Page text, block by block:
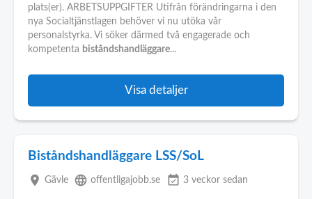
plats(er). ARBETSUPPGIFTER Utifrån förändringarna i den
nya Socialtjänstlagen behöver vi nu utöka vår
personalstyrka. Vi söker därmed två engagerade och
kompetenta biståndshandläggare...
Visa detaljer
Biståndshandläggare LSS/SoL
place Gävle language offentligajobb.se event_available 3 veckor sedan